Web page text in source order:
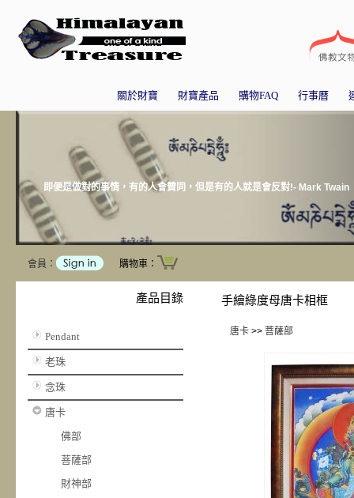
關於財寶 財寶產品 購物FAQ 行事曆
即便是做對的事情，有的人會贊同，但是有的人就是會反對!- Mark Twain
會員： 購物車：
產品目錄
Pendant
老珠
念珠
唐卡
佛部
菩薩部
財神部
手繪綠度母唐卡相框
唐卡>> 菩薩部